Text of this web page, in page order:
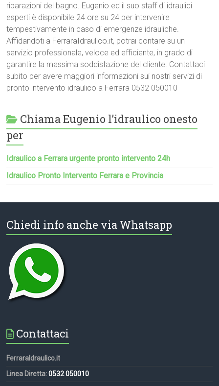
riparazioni del bagno. Eugenio ed il suo staff di idraulici
esperti è disponibile 24 ore su 24 per intervenire
tempestivamente in caso di emergenze idrauliche.
Affidandoti a FerraraIdraulico.it, potrai contare su un
servizio professionale, veloce ed efficiente, in grado di
garantire la massima soddisfazione del cliente. Contattaci
subito per avere maggiori informazioni sui nostri servizi di
pronto intervento idraulico a Ferrara 0532 050010
Chiama Eugenio l’idraulico onesto
per
Idraulico a Ferrara urgente pronto intervento 24h
Idraulico Pronto Intervento Ferrara e Provincia
Chiedi info anche via Whatsapp
Contattaci
FerraraIdraulico.it
Linea Diretta:0532 050010